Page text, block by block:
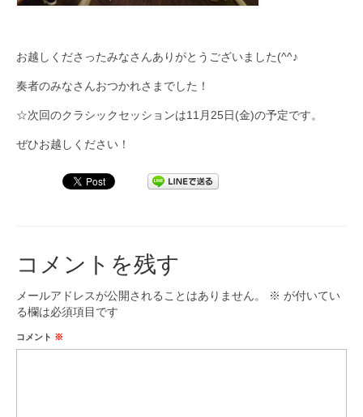
お越しくださったみなさんありがとうございました(^^♪
奏者のみなさんおつかれさまでした！
☆次回のクラシックセッションは11月25日(金)の予定です。
ぜひお越しください！
コメントを残す
メールアドレスが公開されることはありません。 ※ が付いてい
る欄は必須項目です
コメント ※